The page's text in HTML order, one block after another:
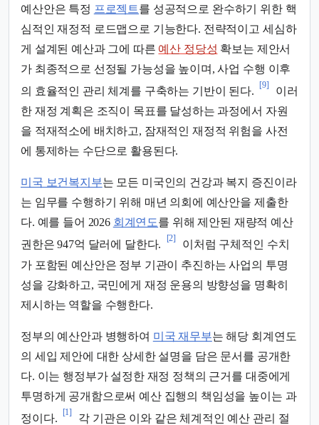
예산안은 특정 프로젝트를 성공적으로 완수하기 위한 핵
심적인 재정적 로드맵으로 기능한다. 전략적이고 세심하
게 설계된 예산과 그에 따른 예산 정당성 확보는 제안서
가 최종적으로 선정될 가능성을 높이며, 사업 수행 이후
의 효율적인 관리 체계를 구축하는 기반이 된다.
[9]
이러
한 재정 계획은 조직이 목표를 달성하는 과정에서 자원
을 적재적소에 배치하고, 잠재적인 재정적 위험을 사전
에 통제하는 수단으로 활용된다.
미국 보건복지부는 모든 미국인의 건강과 복지 증진이라
는 임무를 수행하기 위해 매년 의회에 예산안을 제출한
다. 예를 들어 2026 회계연도를 위해 제안된 재량적 예산
권한은 947억 달러에 달한다.
[2]
이처럼 구체적인 수치
가 포함된 예산안은 정부 기관이 추진하는 사업의 투명
성을 강화하고, 국민에게 재정 운용의 방향성을 명확히
제시하는 역할을 수행한다.
정부의 예산안과 병행하여 미국 재무부는 해당 회계연도
의 세입 제안에 대한 상세한 설명을 담은 문서를 공개한
다. 이는 행정부가 설정한 재정 정책의 근거를 대중에게
투명하게 공개함으로써 예산 집행의 책임성을 높이는 과
정이다.
[1]
각 기관은 이와 같은 체계적인 예산 관리 절